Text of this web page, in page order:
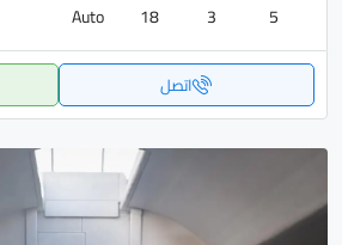
5
3
18
Auto
اتصل